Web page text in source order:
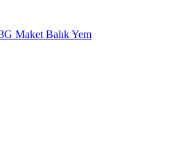
Maket Balık Yem